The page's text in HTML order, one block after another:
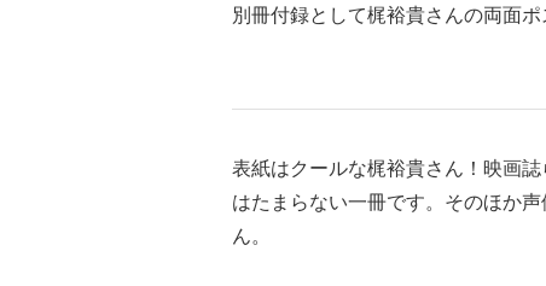
別冊付録として梶裕貴さんの両面ポ
表紙はクールな梶裕貴さん！映画
はたまらない一冊です。そのほか
ん。